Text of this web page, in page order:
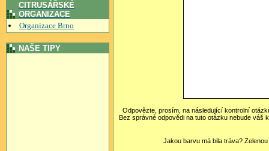
CITRUSÁŘSKÉ
ORGANIZACE
Organizace Brno
NAŠE TIPY
Odpovězte, prosím, na následující kontrolní
Bez správné odpovědi na tuto otázku nebude váš
Jakou barvu má bila tráva?